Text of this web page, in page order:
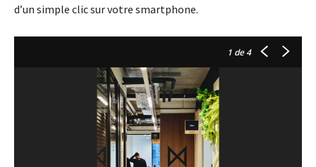
d’un simple clic sur votre smartphone.
1 de 4